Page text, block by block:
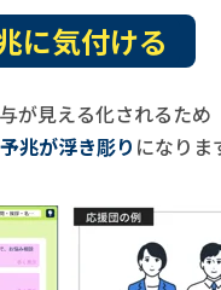
に気付ける
が見える化されるため
兆が浮き彫り になりま